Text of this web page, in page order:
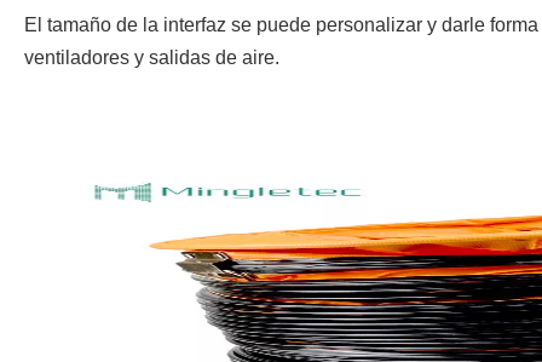
El tamaño de la interfaz se puede personalizar y darle
ventiladores y salidas de aire.